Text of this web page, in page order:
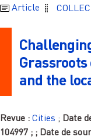
Article
and the
Revue : Cities ; Date
104997 ; ; Date de